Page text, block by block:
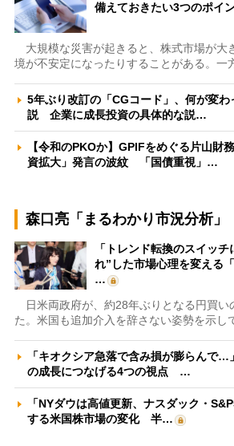
備えておきたい3つのポイ
大規模な災害が起きると、株式市場が大
境が不安定になったりすることがある。一
5年ぶり改訂の「CGコード」、何が変
説 企業に成長投資の具体的な説…
【令和のPKOか】GPIFをめぐる片山財
資拡大」発言の波紋 「国債重視」…
森口亮「まるわかり市況分析」
「トレンド転換のスイッ
れ”した市場心理を変える
…
日米両政府が、約28年ぶりとなる円買い
た。米国も追加介入を辞さない姿勢を示し
「キオクシア急落で含み損が膨らんで…
の成長につなげる4つの視点 …
「NYダウは高値更新、ナスダック・
する米国株市場の変化 半…